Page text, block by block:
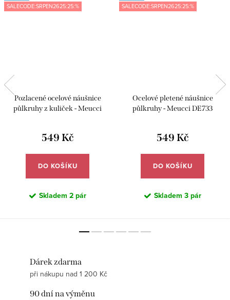
SALECODE:SRPEN2625:25:%
Pozlacené ocelové náušnice
půlkruhy z kuliček - Meucci
549 Kč
DO KOŠÍKU
Skladem 2 pár
SALECODE:SRPEN2625:25:%
Ocelové pletené náušnice
půlkruhy - Meucci DE733
549 Kč
DO KOŠÍKU
Skladem 3 pár
Dárek zdarma
při nákupu nad 1 200 Kč
90 dní na výměnu